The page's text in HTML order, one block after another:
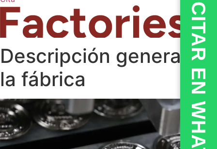
Descripción general de
la fábrica